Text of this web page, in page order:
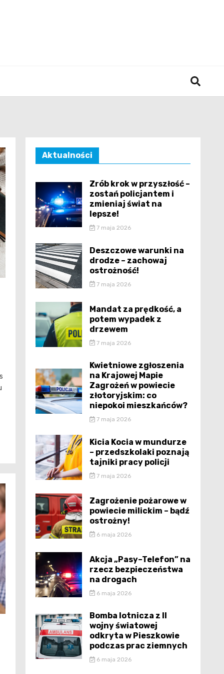
Aktualności
Zrób krok w przyszłość –
zostań policjantem i
zmieniaj świat na
lepsze!
7 maja 2026
Deszczowe warunki na
drodze – zachowaj
ostrożność!
7 maja 2026
Mandat za prędkość, a
potem wypadek z
drzewem
7 maja 2026
Kwietniowe zgłoszenia
na Krajowej Mapie
Zagrożeń w powiecie
złotoryjskim: co
niepokoi mieszkańców?
7 maja 2026
Kicia Kocia w mundurze
– przedszkolaki poznają
tajniki pracy policji
7 maja 2026
Zagrożenie pożarowe w
powiecie milickim – bądź
ostrożny!
6 maja 2026
Akcja „Pasy–Telefon” na
rzecz bezpieczeństwa
na drogach
6 maja 2026
Bomba lotnicza z II
wojny światowej
odkryta w Pieszkowie
podczas prac ziemnych
6 maja 2026